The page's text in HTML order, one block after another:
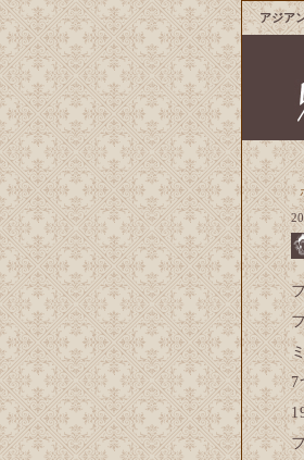
アジア
7